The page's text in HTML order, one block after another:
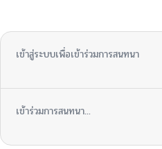
เข้าสู่ระบบเพื่อเข้าร่วมการสนทนา
เข้าร่วมการสนทนา...